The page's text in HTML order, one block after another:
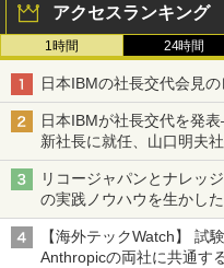
アクセスランキング
1時間 24時間
日本IBMの社長交代会見
日本IBMが社長交代を発
新社長に就任、山口明夫
リコージャパンとナレッ
の実践ノウハウを生かし
【海外テックWatch】
Anthropicの両社に共通す